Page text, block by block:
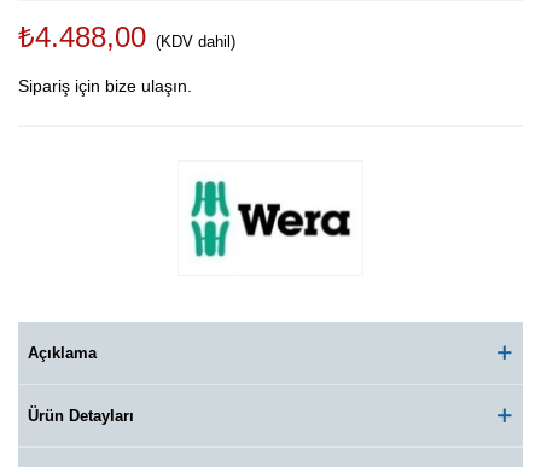
₺4.488,00 (KDV dahil)
Sipariş için bize ulaşın.
Açıklama
Ürün Detayları